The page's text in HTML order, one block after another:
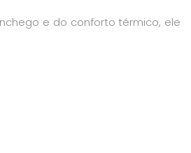
e do conforto térmico, ele